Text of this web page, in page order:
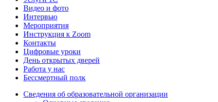
Видео и фото
Интервью
Мероприятия
Инструкция к Zoom
Контакты
Цифровые уроки
День открытых дверей
Работа у нас
Бессмертный полк
Сведения об образовательной организации